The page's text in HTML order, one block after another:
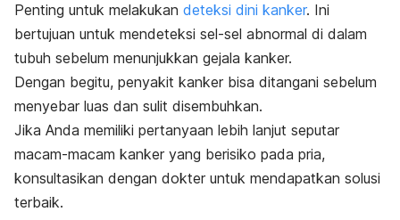
Penting untuk melakukan deteksi dini kanker. Ini
bertujuan untuk mendeteksi sel-sel abnormal di dalam
tubuh sebelum menunjukkan gejala kanker.
Dengan begitu, penyakit kanker bisa ditangani sebelum
menyebar luas dan sulit disembuhkan.
Jika Anda memiliki pertanyaan lebih lanjut seputar
macam-macam kanker yang berisiko pada pria,
konsultasikan dengan dokter untuk mendapatkan solusi
terbaik.